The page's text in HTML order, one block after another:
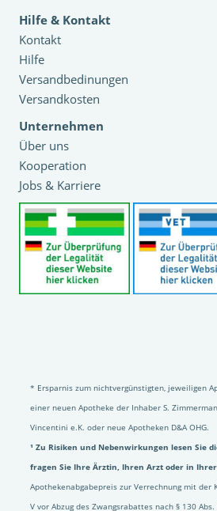
Hilfe & Kontakt
Kontakt
Hilfe
Versandbedinungen
Versandkosten
Unternehmen
Über uns
Kooperation
Jobs & Karriere
* Ersparnis zum nichtvergünstigten, jeweiligen
einer neuen Apotheke der Inhaber S.
Vincentini e.K. oder neue Apotheken D&A OHG.
¹ Zu Risiken und Nebenwirkungen lesen Sie
fragen Sie Ihre Ärztin, Ihren Arzt oder in
Apothekenabgabepreis zur Verrechnung mit der
V vor Abzug des Zwangsrabattes nach § 130 Abs.